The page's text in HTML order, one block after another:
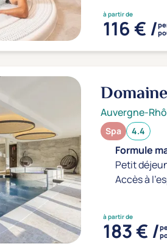
à partir de
116 € /
Auvergne-
Spa 4.4
Formule
Petit
Accès à
à partir de
183 € /